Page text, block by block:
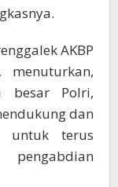
AKBP
menuturkan,
besar Polri,
dan
untuk terus